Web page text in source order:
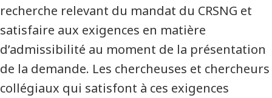
recherche relevant du mandat du CRSNG et
satisfaire aux exigences en matière
d’admissibilité au moment de la présentation
de la demande. Les chercheuses et chercheurs
collégiaux qui satisfont à ces exigences